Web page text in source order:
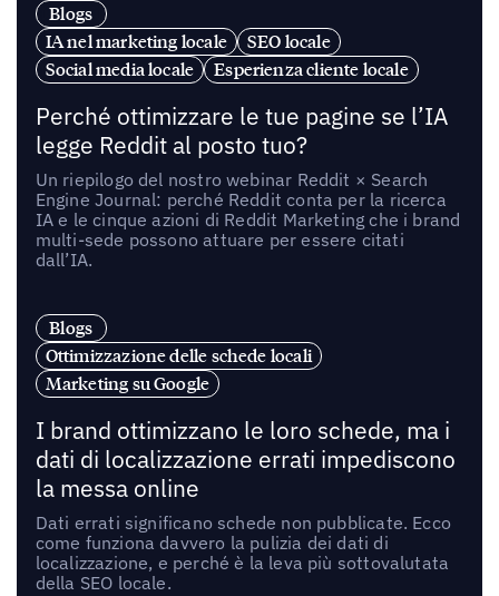
Blogs
IA nel marketing locale
SEO locale
Social media locale
Esperienza cliente locale
Perché ottimizzare le tue pagine se l’IA
legge Reddit al posto tuo?
Un riepilogo del nostro webinar Reddit × Search
Engine Journal: perché Reddit conta per la ricerca
IA e le cinque azioni di Reddit Marketing che i brand
multi-sede possono attuare per essere citati
dall’IA.
Blogs
Ottimizzazione delle schede locali
Marketing su Google
I brand ottimizzano le loro schede, ma i
dati di localizzazione errati impediscono
la messa online
Dati errati significano schede non pubblicate. Ecco
come funziona davvero la pulizia dei dati di
localizzazione, e perché è la leva più sottovalutata
della SEO locale.